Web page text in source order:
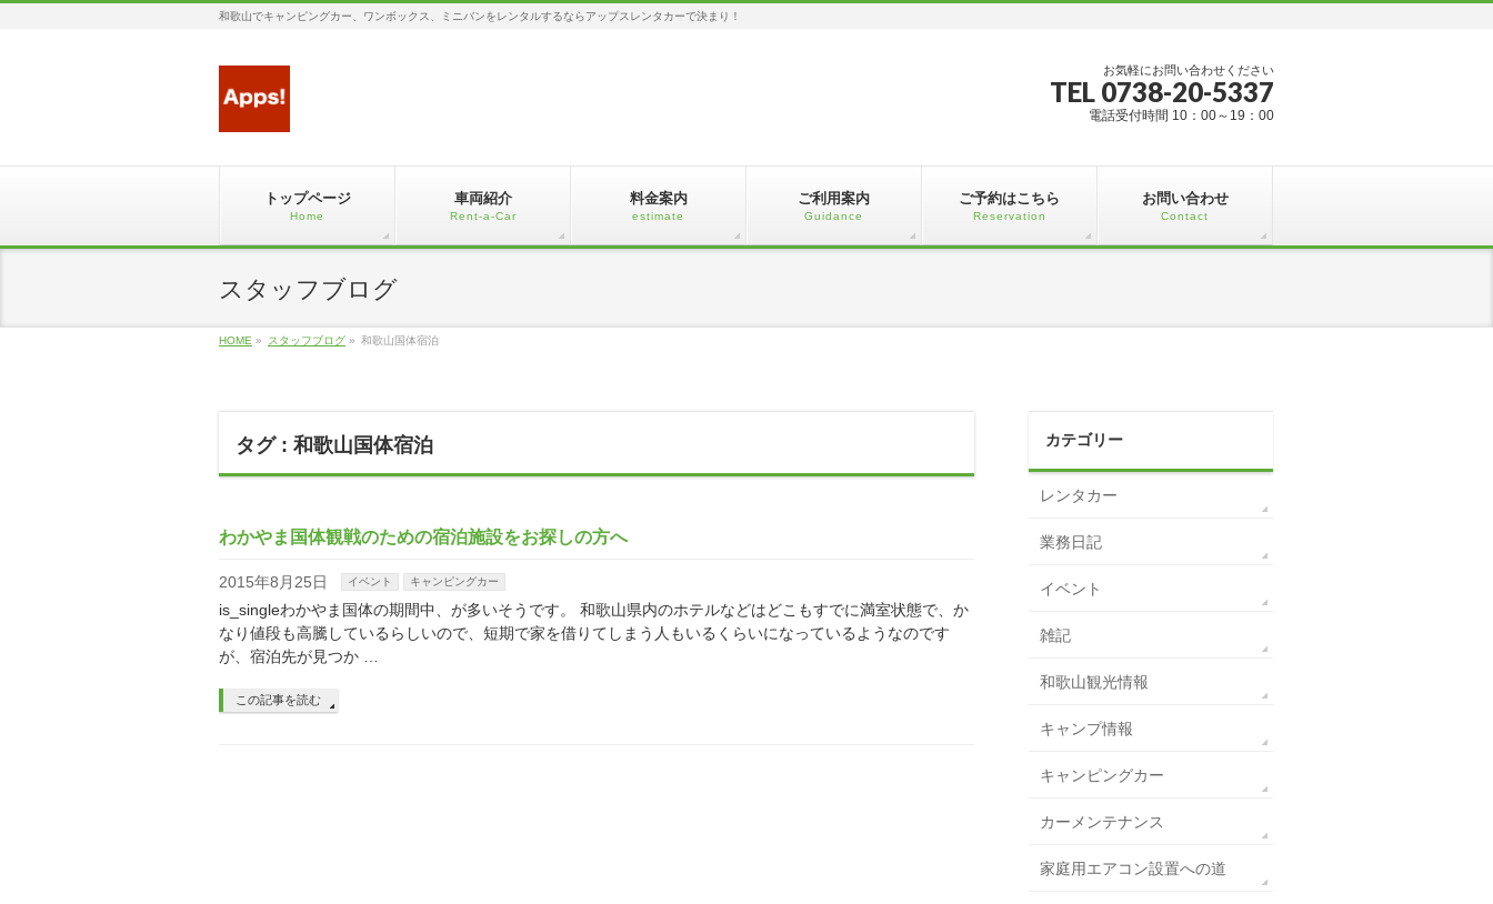
和歌山でキャンピングカー、ワンボックス、ミニバンをレンタルするならアップスレンタカーで決まり！
お気軽にお問い合わせください
TEL 0738-20-5337
電話受付時間 10：00～19：00
トップページ
Home
車両紹介
Rent-a-Car
料金案内
estimate
ご利用案内
Guidance
ご予約はこちら
Reservation
お問い合わせ
Contact
スタッフブログ
HOME » スタッフブログ » 和歌山国体宿泊
タグ : 和歌山国体宿泊
わかやま国体観戦のための宿泊施設をお探しの方へ
2015年8月25日 イベント キャンピングカー
is_singleわかやま国体の期間中、が多いそうです。 和歌山県内のホテルなどはどこもすでに満室状態で、か
なり値段も高騰しているらしいので、短期で家を借りてしまう人もいるくらいになっているようなのです
が、宿泊先が見つか …
この記事を読む
カテゴリー
レンタカー
業務日記
イベント
雑記
和歌山観光情報
キャンプ情報
キャンピングカー
カーメンテナンス
家庭用エアコン設置への道